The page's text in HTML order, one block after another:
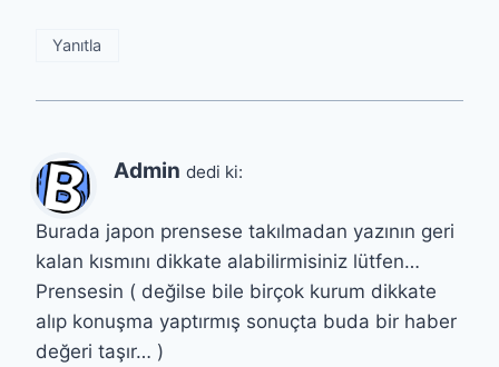
Yanıtla
Admin dedi ki:
Burada japon prensese takılmadan yazının geri
kalan kısmını dikkate alabilirmisiniz lütfen…
Prensesin ( değilse bile birçok kurum dikkate
alıp konuşma yaptırmış sonuçta buda bir haber
değeri taşır… )